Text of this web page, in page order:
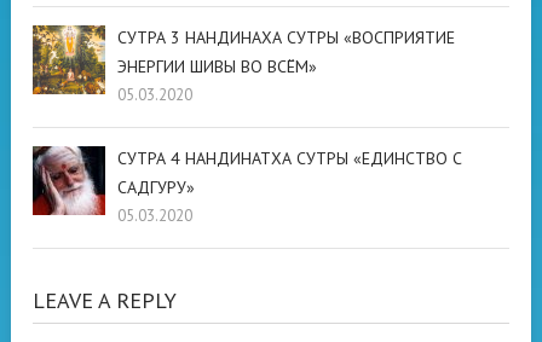
СУТРА 3 НАНДИНАХА СУТРЫ «ВОСПРИЯТИЕ
ЭНЕРГИИ ШИВЫ ВО ВСЁМ»
05.03.2020
СУТРА 4 НАНДИНАТХА СУТРЫ «ЕДИНСТВО С
САДГУРУ»
05.03.2020
LEAVE A REPLY